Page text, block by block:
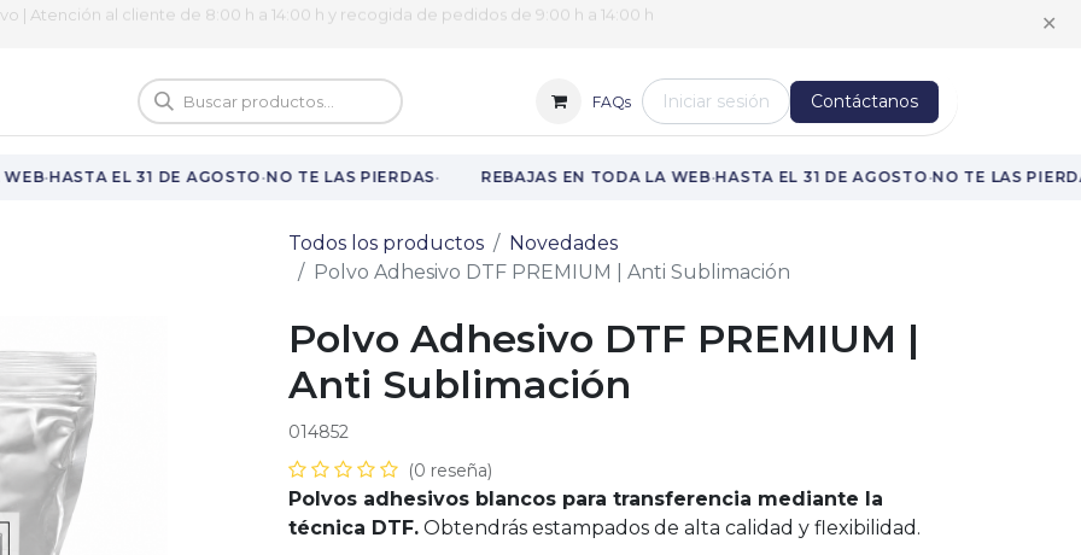
| Atención al cliente de 8:00 h a 14:00 h y recogida de pedidos de 9:00 h a 14:00 h ✕
Vuelta al cole FAQs Iniciar sesión Contáctanos
·HASTA EL 31 DE AGOSTO·NO TE LAS PIERDAS· REBAJAS EN TODA LA WEB·HASTA EL 31 DE AGOSTO·NO TE LAS
Todos los productos
Novedades
Polvo Adhesivo DTF PREMIUM | Anti Sublimación
Polvo Adhesivo DTF PREMIUM |
Anti Sublimación
014852
(0 reseña)
Polvos adhesivos blancos para transferencia mediante la
técnica DTF. Obtendrás estampados de alta calidad y flexibilidad.